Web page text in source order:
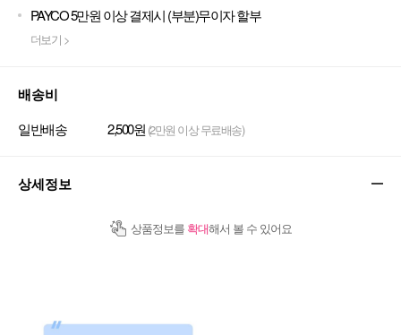
PAYCO 5만원 이상 결제시 (부분)무이자 할부
더보기 >
배송비
일반배송 2,500원 (2만원 이상 무료배송)
상세정보
상품정보를 확대해서 볼 수 있어요